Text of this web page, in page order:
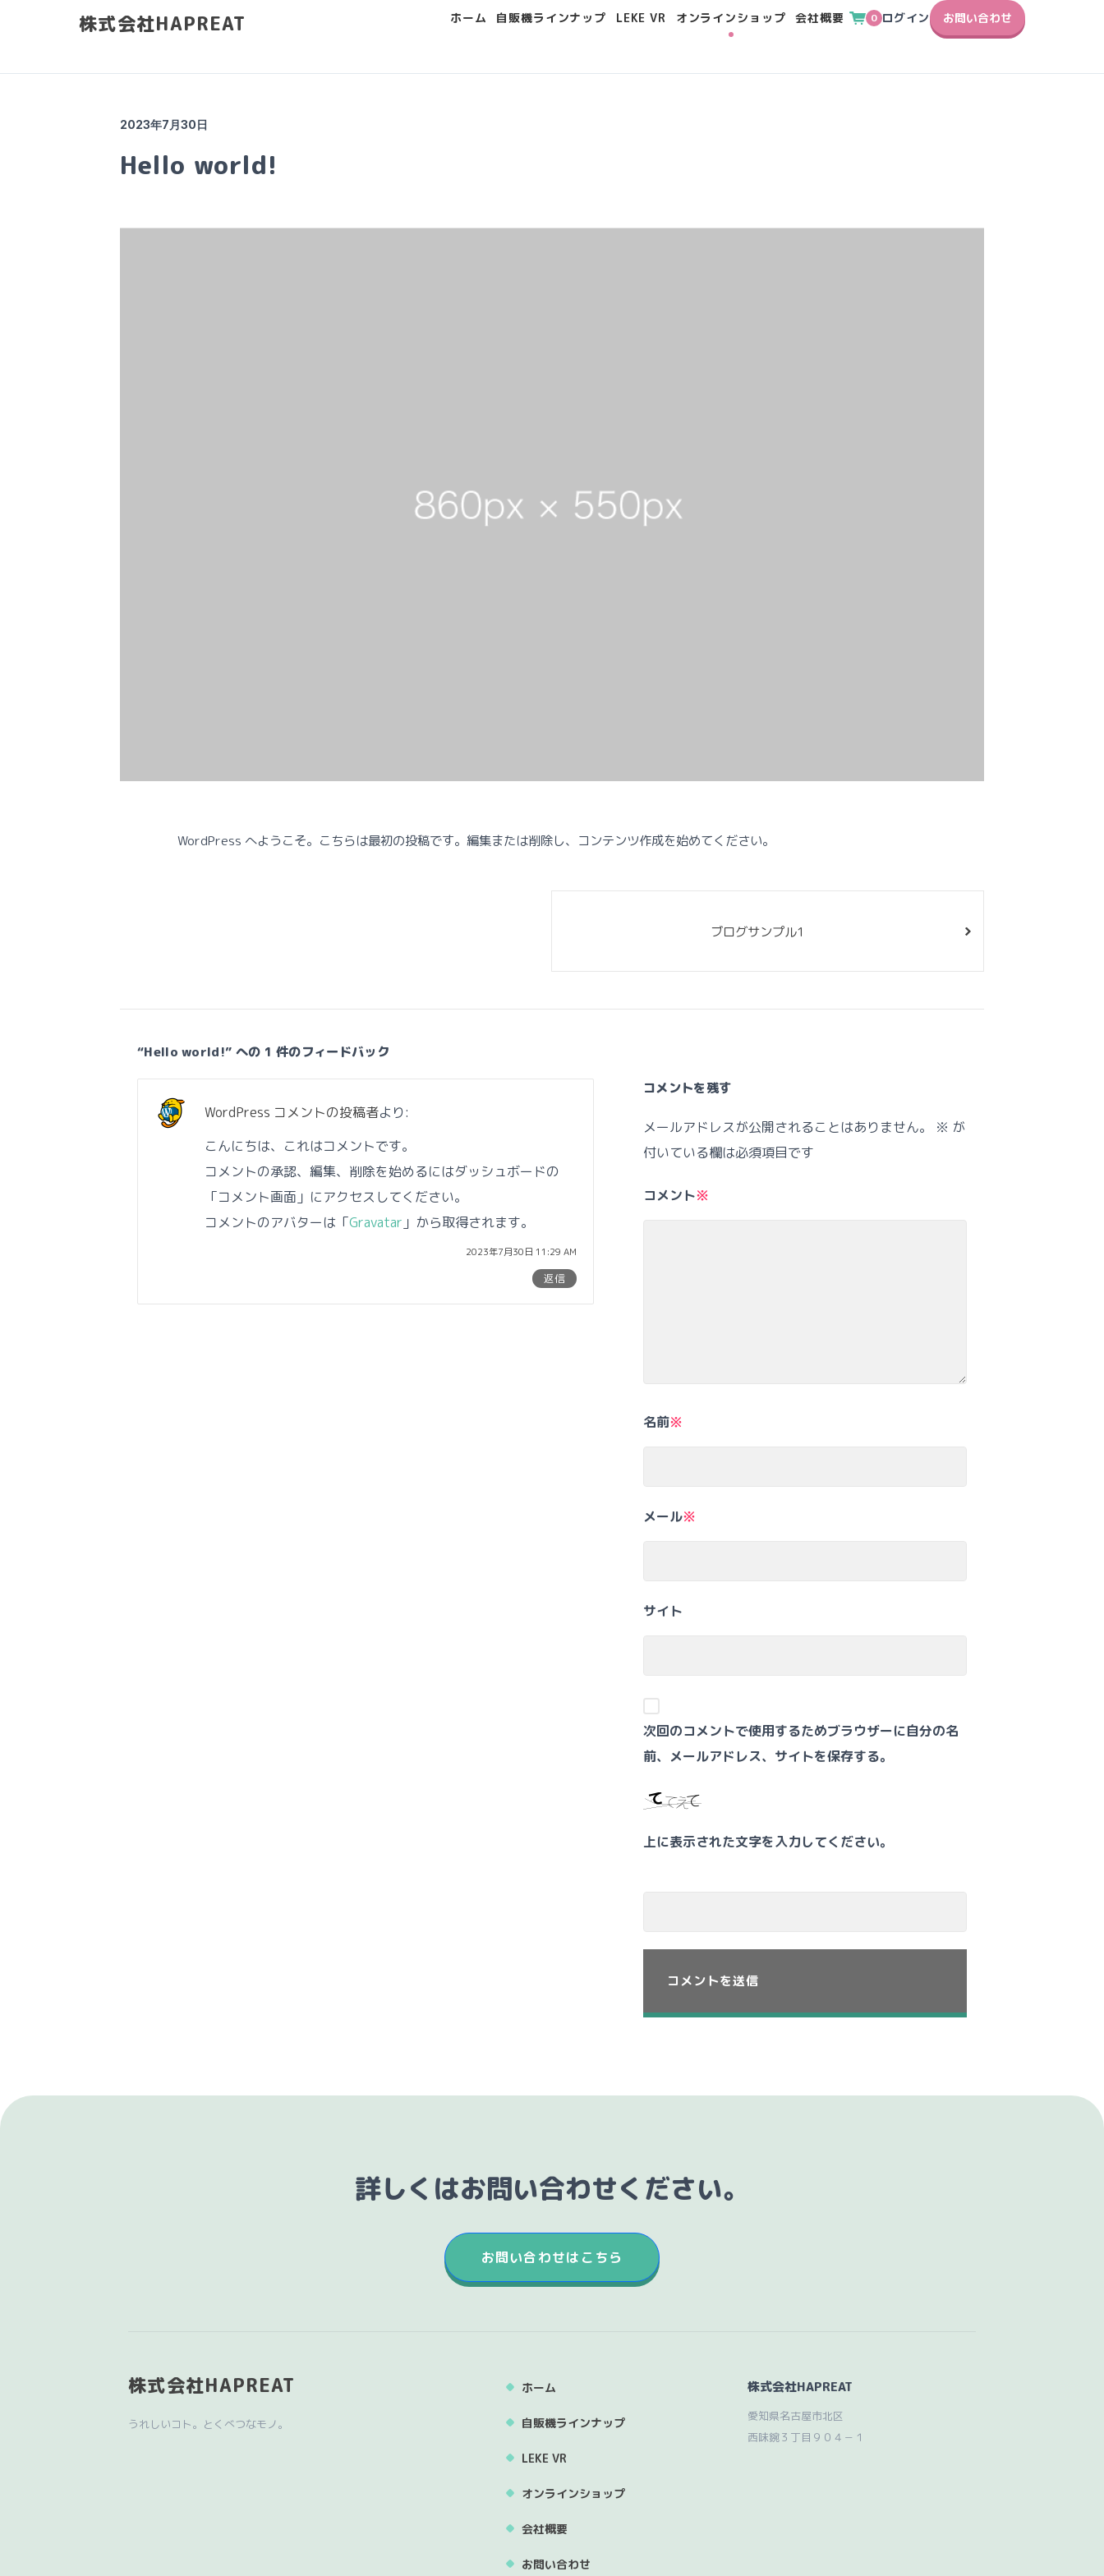
株式会社HAPREAT ホーム 自販機ラインナップ LEKE VR オンラインショップ 会社概要 0 ログイン お問い合わせ
2023年7月30日
Hello world!
WordPress へようこそ。こちらは最初の投稿です。編集または削除し、コンテンツ作成を始めてください。
ブログサンプル1
“Hello world!” への 1 件のフィードバック
WordPress コメントの投稿者より:
2023年7月30日 11:29 AM
こんにちは、これはコメントです。
コメントの承認、編集、削除を始めるにはダッシュボードの
「コメント画面」にアクセスしてください。
コメントのアバターは「Gravatar 」から取得されます。
返信
コメントを残す
メールアドレスが公開されることはありません。 ※ が
付いている欄は必須項目です
コメント※
名前※
メール※
サイト
次回のコメントで使用するためブラウザーに自分の名
前、メールアドレス、サイトを保存する。
上に表示された文字を入力してください。
詳しくはお問い合わせください。
お問い合わせはこちら
株式会社HAPREAT
うれしいコト。とくべつなモノ。
ホーム
自販機ラインナップ
LEKE VR
オンラインショップ
会社概要
お問い合わせ
株式会社HAPREAT
愛知県名古屋市北区
西味鋺３丁目９０４－１